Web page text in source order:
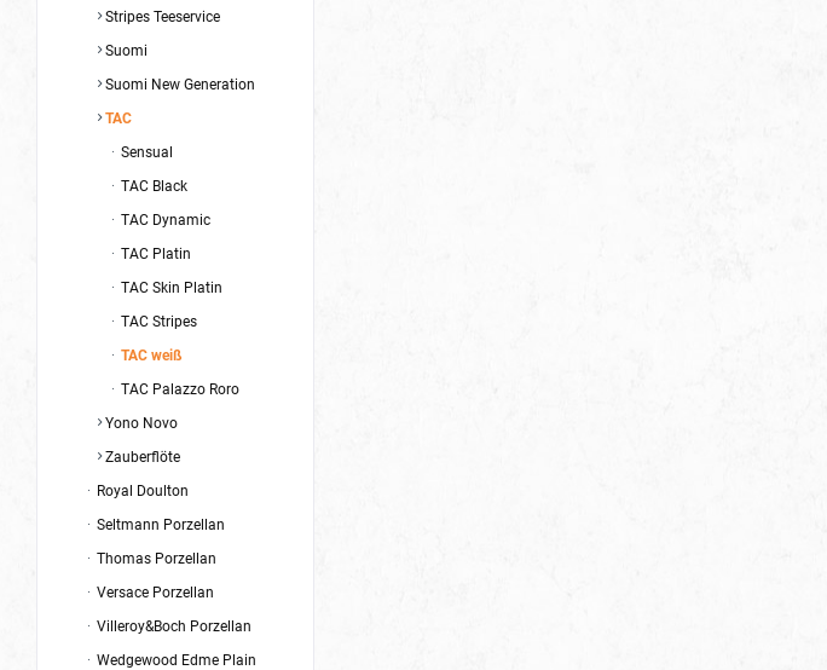
Stripes Teeservice
Suomi
Suomi New Generation
TAC
Sensual
TAC Black
TAC Dynamic
TAC Platin
TAC Skin Platin
TAC Stripes
TAC weiß
TAC Palazzo Roro
Yono Novo
Zauberflöte
Royal Doulton
Seltmann Porzellan
Thomas Porzellan
Versace Porzellan
Villeroy&Boch Porzellan
Wedgewood Edme Plain